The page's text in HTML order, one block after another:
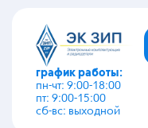
график работы:
пн-чт: 9:00-18:00
пт: 9:00-15:00
сб-вс: выходной